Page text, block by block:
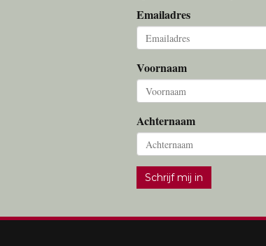
Emailadres
Voornaam
Achternaam
Schrijf mij in